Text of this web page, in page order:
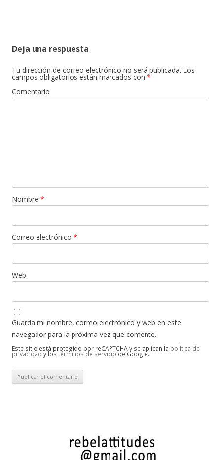
Deja una respuesta
Tu dirección de correo electrónico no será publicada. Los
campos obligatorios están marcados con *
Comentario
Nombre *
Correo electrónico *
Web
Guarda mi nombre, correo electrónico y web en este
navegador para la próxima vez que comente.
Este sitio está protegido por reCAPTCHA y se aplican la política de
privacidad y los términos de servicio de Google.